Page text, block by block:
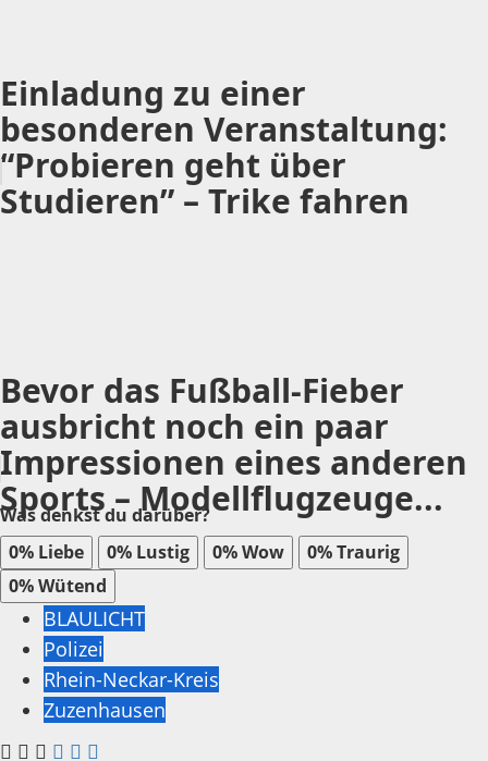
Einladung zu einer
besonderen Veranstaltung:
“Probieren geht über
Studieren” – Trike fahren
Bevor das Fußball-Fieber
ausbricht noch ein paar
Impressionen eines anderen
Sports – Modellflugzeuge...
Was denkst du darüber?
0% Liebe 0% Lustig 0%Wow 0%Traurig
0%Wütend
BLAULICHT
Polizei
Rhein-Neckar-Kreis
Zuzenhausen